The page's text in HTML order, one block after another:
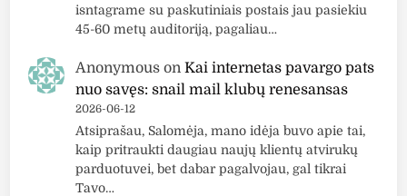
isntagrame su paskutiniais postais jau pasiekiu
45-60 metų auditoriją, pagaliau…
Anonymous onKai internetas pavargo pats
nuo savęs: snail mail klubų renesansas
2026-06-12
Atsiprašau, Salomėja, mano idėja buvo apie tai,
kaip pritraukti daugiau naujų klientų atvirukų
parduotuvei, bet dabar pagalvojau, gal tikrai
Tavo…